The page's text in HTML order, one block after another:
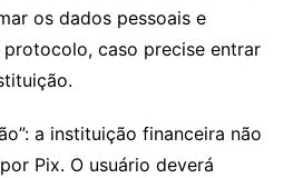
os dados pessoais e
caso precise entrar
a instituição financeira não
Pix. O usuário deverá